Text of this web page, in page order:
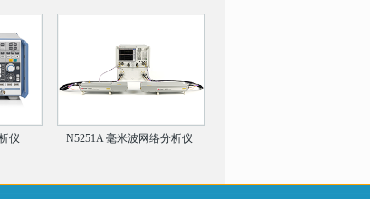
仪 N5251A 毫米波网络分析仪